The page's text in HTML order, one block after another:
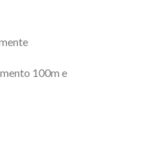
100m e